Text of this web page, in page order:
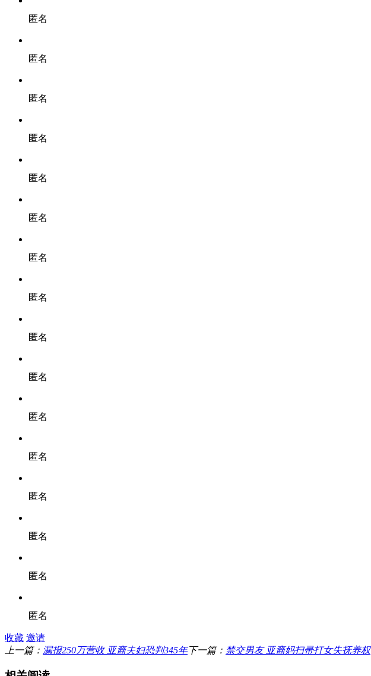
匿名
匿名
匿名
匿名
匿名
匿名
匿名
匿名
匿名
匿名
匿名
匿名
匿名
匿名
匿名
匿名
收藏 邀请
上一篇： 漏报250万营收 亚裔夫妇恐判345年下一篇： 禁交男友 亚裔妈扫帚打女失抚养权